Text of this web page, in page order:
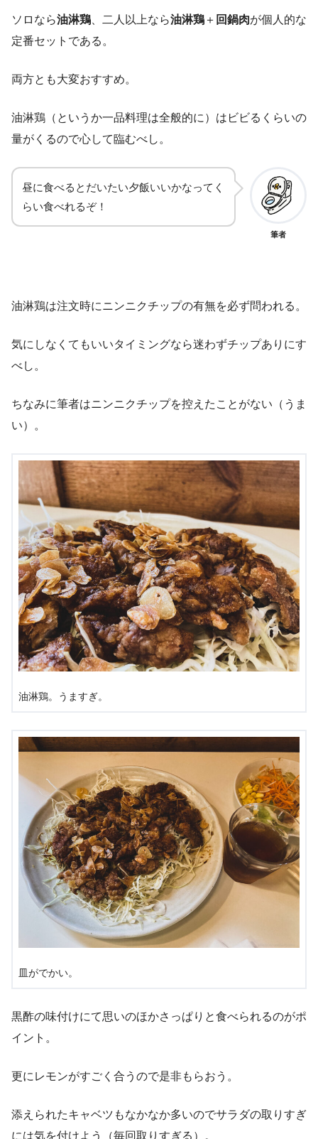
ソロなら油淋鶏、二人以上なら油淋鶏 ＋ 回鍋肉が個人的な
定番セットである。
両方とも大変おすすめ。
油淋鶏（というか一品料理は全般的に）はビビるくらいの
量がくるので心して臨むべし。
昼に食べるとだいたい夕飯いいかなってく
らい食べれるぞ！
筆者
油淋鶏は注文時にニンニクチップの有無を必ず問われる。
気にしなくてもいいタイミングなら迷わずチップありにす
べし。
ちなみに筆者はニンニクチップを控えたことがない（うま
い）。
油淋鶏。うますぎ。
皿がでかい。
黒酢の味付けにて思いのほかさっぱりと食べられるのがポ
イント。
更にレモンがすごく合うので是非もらおう。
添えられたキャベツもなかなか多いのでサラダの取りすぎ
には気を付けよう（毎回取りすぎる）。